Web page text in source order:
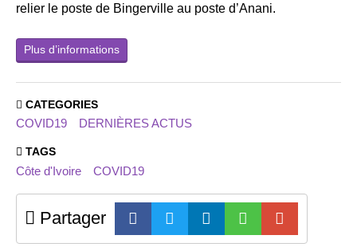
relier le poste de Bingerville au poste d’Anani.
Plus d’informations
CATEGORIES
COVID19 DERNIÈRES ACTUS
TAGS
Côte d'Ivoire COVID19
Partager